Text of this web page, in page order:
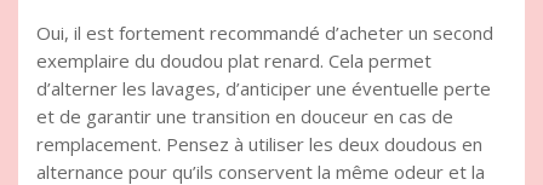
Oui, il est fortement recommandé d’acheter un second
exemplaire du doudou plat renard. Cela permet
d’alterner les lavages, d’anticiper une éventuelle perte
et de garantir une transition en douceur en cas de
remplacement. Pensez à utiliser les deux doudous en
alternance pour qu’ils conservent la même odeur et la